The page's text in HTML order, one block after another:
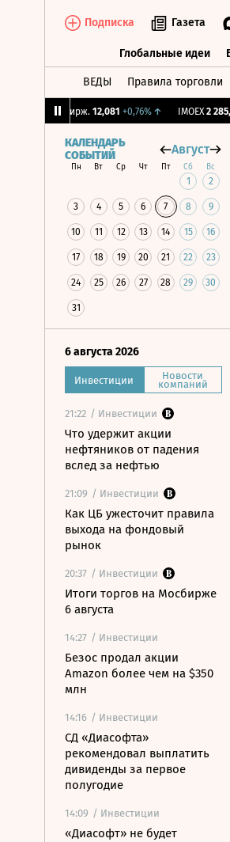
Подписка Газета
Глобальные идеи
ВЕДЫ Правила торговли
CNY Бирж. 12,081 +0,76%↑ IMOEX 2
КАЛЕНДАРЬ
СОБЫТИЙ
Август
Пн Вт Ср Чт Пт Сб Вс
1 2
3 4 5 6 7 8 9
10 11 12 13 14 15 16
17 18 19 20 21 22 23
24 25 26 27 28 29 30
31
6 августа 2026
Инвестиции Новости
компаний
21:22 / Инвестиции
Что удержит акции
нефтяников от падения
вслед за нефтью
21:09 / Инвестиции
Как ЦБ ужесточит правила
выхода на фондовый
рынок
20:37 / Инвестиции
Итоги торгов на Мосбирже
6 августа
14:27 / Инвестиции
Безос продал акции
Amazon более чем на $350
млн
14:16 / Инвестиции
СД «Диасофта»
рекомендовал выплатить
дивиденды за первое
полугодие
14:09 / Инвестиции
«Диасофт» не будет